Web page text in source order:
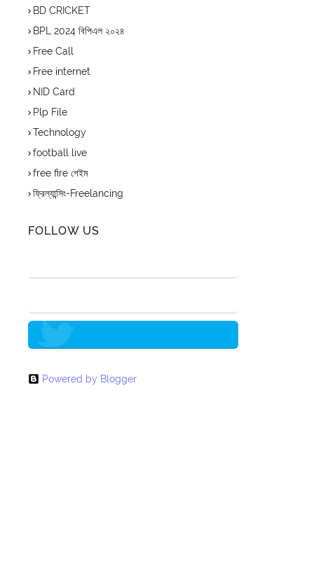
BD CRICKET
BPL 2024 বিপিএল ২০২৪
Free Call
Free internet
NID Card
Plp File
Technology
football live
free fire গেইম
ফ্রিল্যান্সিং-Freelancing
FOLLOW US
Powered by Blogger